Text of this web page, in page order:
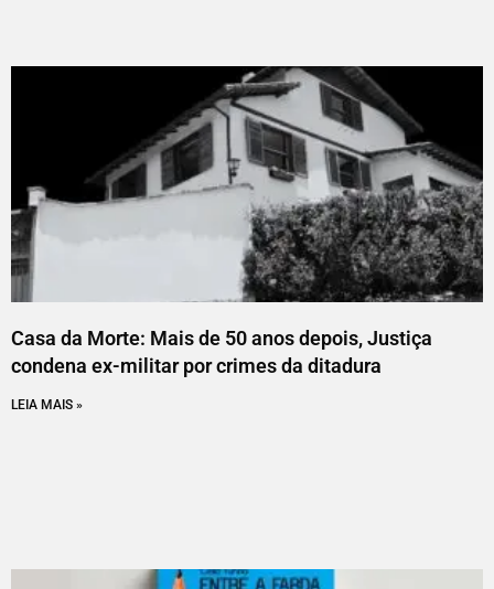
Casa da Morte: Mais de 50 anos depois, Justiça
condena ex-militar por crimes da ditadura
LEIA MAIS »